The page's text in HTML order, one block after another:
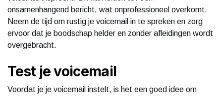
onsamenhangend bericht, wat onprofessioneel overkomt.
Neem de tijd om rustig je voicemail in te spreken en zorg
ervoor dat je boodschap helder en zonder afleidingen wordt
overgebracht.
Test je voicemail
Voordat je je voicemail instelt, is het een goed idee om